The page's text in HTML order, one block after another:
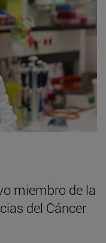
miembro de la
del Cáncer